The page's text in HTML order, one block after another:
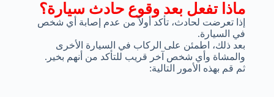
ماذا تفعل بعد وقوع حادث سيارة؟
إذا تعرضت لحادث، تأكد أولاً من عدم إصابة أي شخص
في السيارة.
بعد ذلك، اطمئن على الركاب في السيارة الأخرى
والمشاة وأي شخص آخر قريب للتأكد من أنهم بخير.
ثم قم بهذه الأمور التالية: